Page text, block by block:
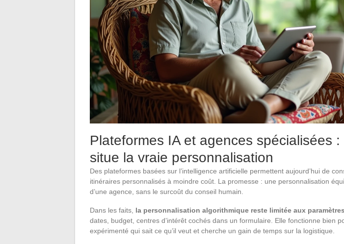
Plateformes IA et agences spécialisées :
situe la vraie personnalisation
Des plateformes basées sur l’intelligence artificielle permettent aujourd’hui de
itinéraires personnalisés à moindre coût. La promesse : une personnalisation
d’une agence, sans le surcoût du conseil humain.
Dans les faits, la personnalisation algorithmique reste limitée aux
dates, budget, centres d’intérêt cochés dans un formulaire. Elle fonctionne bien
expérimenté qui sait ce qu’il veut et cherche un gain de temps sur la logistique.